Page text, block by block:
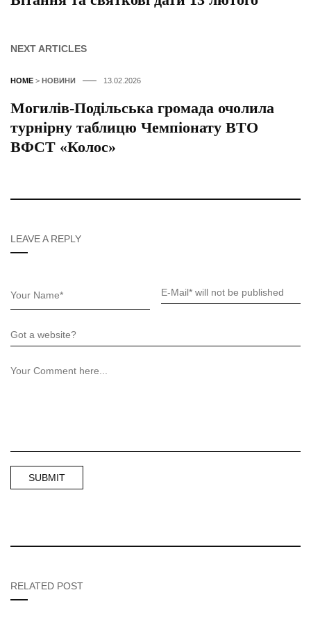
NEXT ARTICLES
HOME > НОВИНИ 13.02.2026
Могилів-Подільська громада очолила
турнірну таблицю Чемпіонату ВТО
ВФСТ «Колос»
LEAVE A REPLY
RELATED POST